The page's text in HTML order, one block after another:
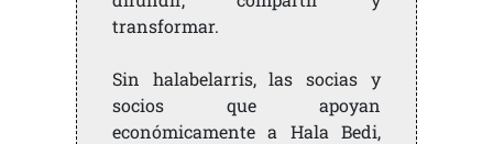
transformar.
Sin halabelarris, las socias y
socios que apoyan
económicamente a Hala Bedi,